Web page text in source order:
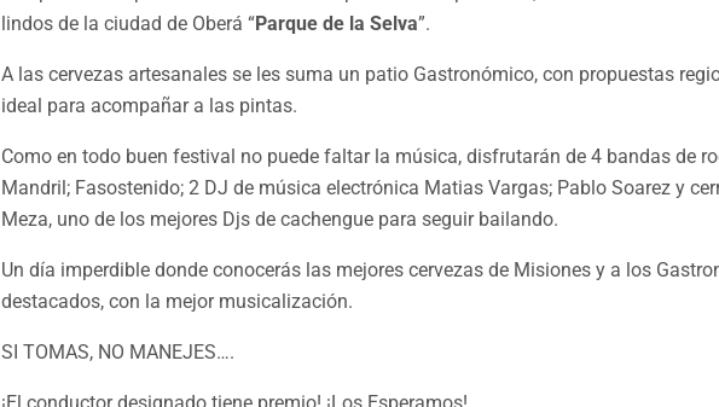
lindos de la ciudad de Oberá “Parque de la Selva”.
A las cervezas artesanales se les suma un patio Gastronómico, con propuestas
ideal para acompañar a las pintas.
Como en todo buen festival no puede faltar la música, disfrutarán de 4 bandas de
Mandril; Fasostenido; 2 DJ de música electrónica Matias Vargas; Pablo Soarez y
Meza, uno de los mejores Djs de cachengue para seguir bailando.
Un día imperdible donde conocerás las mejores cervezas de Misiones y a los
destacados, con la mejor musicalización.
SI TOMAS, NO MANEJES….
¡El conductor designado tiene premio! ¡Los Esperamos!